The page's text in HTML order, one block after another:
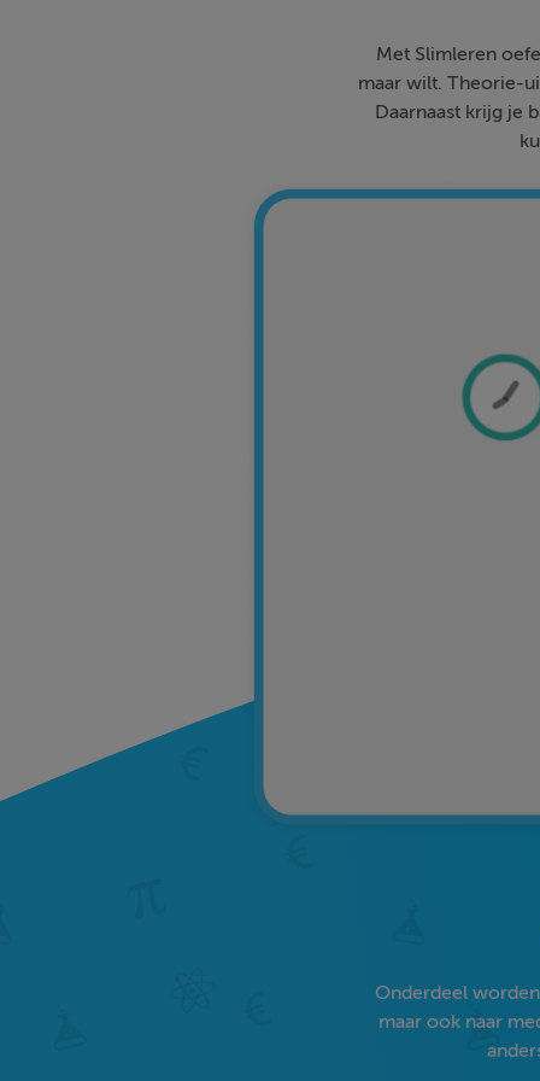
Met Slimleren
maar wilt. Theorie-
Daarnaast krijg je
Onderdeel
maar ook naar